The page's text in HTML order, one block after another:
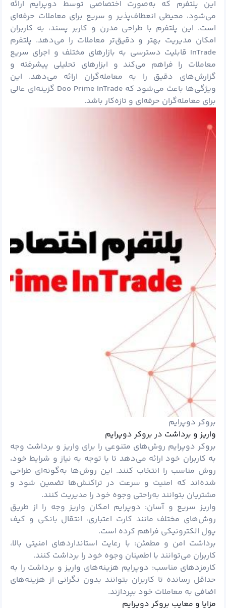
این پلتفرم که به‌صورت اختصاصی توسط دوپرایم ارائه
می‌شود، محیطی انعطاف‌پذیر و سریع برای معاملات حرفه‌ای
است. این پلتفرم با طراحی مدرن و کاربر پسند، به کاربران
امکان مدیریت بهتر و دقیق‌تر معاملات را می‌دهد. پلتفرم
InTrade قابلیت دسترسی به بازارهای مختلف و اجرای سریع
معاملات را فراهم می‌کند و ابزارهای تحلیلی پیشرفته و
گزارش‌های دقیق را به معامله‌گران ارائه می‌دهد. این
ویژگی‌ها باعث می‌شود که Doo Prime InTrade گزینه‌ای عالی
برای معامله‌گران حرفه‌ای و تازه‌کار باشد.
بروکر دوپرایم
واریز و برداشت در بروکر دوپرایم
بروکر دوپرایم روش‌های متنوعی را برای واریز و برداشت وجه
به کاربران خود ارائه می‌دهد تا با توجه به نیاز و شرایط خود،
روش مناسب را انتخاب کنند. این روش‌ها به‌گونه‌ای طراحی
شده‌اند که امنیت و سرعت در تراکنش‌ها تضمین شود و
مشتریان بتوانند به‌راحتی وجوه خود را مدیریت کنند.
واریز سریع و آسان: دوپرایم امکان واریز وجه را از طریق
روش‌های مختلف مانند کارت اعتباری، انتقال بانکی و کیف
پول الکترونیکی فراهم کرده است.
برداشت امن و مطمئن: با رعایت استانداردهای امنیتی بالا،
کاربران می‌توانند با اطمینان وجوه خود را برداشت کنند.
کارمزدهای مناسب: دوپرایم هزینه‌های واریز و برداشت را به
حداقل رسانده تا کاربران بتوانند بدون نگرانی از هزینه‌های
اضافی به معاملات خود بپردازند.
مزایا و معایب بروکر دوپرایم